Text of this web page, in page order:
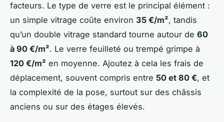
facteurs. Le type de verre est le principal élément :
un simple vitrage coûte environ 35 €/m², tandis
qu’un double vitrage standard tourne autour de 60
à 90 €/m². Le verre feuilleté ou trempé grimpe à
120 €/m² en moyenne. Ajoutez à cela les frais de
déplacement, souvent compris entre 50 et 80 €, et
la complexité de la pose, surtout sur des châssis
anciens ou sur des étages élevés.